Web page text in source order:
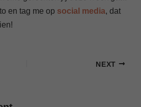
en tag me op social media, dat
NEXT